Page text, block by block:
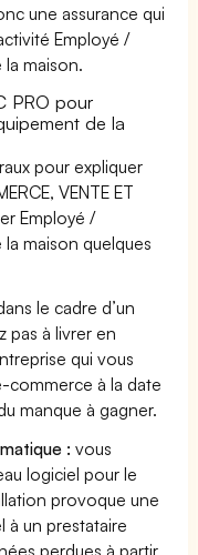
une assurance qui
Employé /
maison.
PRO pour
de la
pour expliquer
VENTE ET
Employé /
maison quelques
le cadre d’un
pas à livrer en
qui vous
commerce à la date
manque à gagner.
: vous
logiciel pour le
provoque une
à un prestataire
perdues à partir